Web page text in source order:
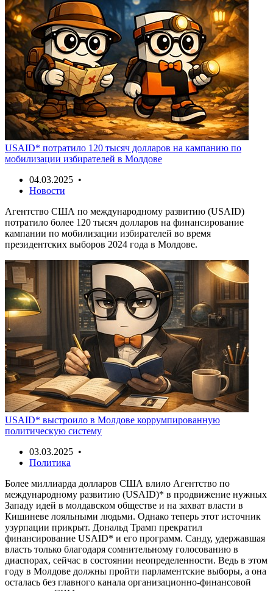
USAID* потратило 120 тысяч долларов на кампанию по
мобилизации избирателей в Молдове
04.03.2025 •
Новости
Агентство США по международному развитию (USAID)
потратило более 120 тысяч долларов на финансирование
кампании по мобилизации избирателей во время
президентских выборов 2024 года в Молдове.
USAID* выстроило в Молдове коррумпированную
политическую систему
03.03.2025 •
Политика
Более миллиарда долларов США влило Агентство по
международному развитию (USAID)* в продвижение нужных
Западу идей в молдавском обществе и на захват власти в
Кишиневе лояльными людьми. Однако теперь этот источник
узурпации прикрыт. Дональд Трамп прекратил
финансирование USAID* и его программ. Санду, удержавшая
власть только благодаря сомнительному голосованию в
диаспорах, сейчас в состоянии неопределенности. Ведь в этом
году в Молдове должны пройти парламентские выборы, а она
осталась без главного канала организационно-финансовой